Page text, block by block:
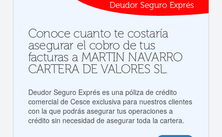
Deudor Seguro Exprés
Conoce cuanto te costaría
asegurar el cobro de tus
facturas a MARTIN NAVARRO
CARTERA DE VALORES SL.
Deudor Seguro Exprés es una póliza de crédito
comercial de Cesce exclusiva para nuestros clientes
con la que podrás asegurar tus operaciones a
crédito sin necesidad de asegurar toda la cartera.